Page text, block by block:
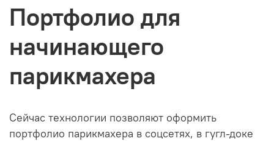
Портфолио для
начинающего
парикмахера
Сейчас технологии позволяют оформить
портфолио парикмахера в соцсетях, в гугл-доке